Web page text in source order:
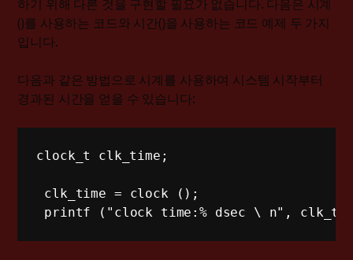
하기 위해 다른 것을 구현할 필요가 없습니다. 다음은 시계
()를 사용하는 코드와 시간()을 사용하는 코드 예제 두 가지
입니다.
다음과 같은 방법으로 시계를 사용하여 시스템 시작부터
경과된 시간을 얻을 수 있습니다:
clock_t clk_time ;
clk_time = clock ( ) ;
printf
( "clock time:% dsec \ n" ,